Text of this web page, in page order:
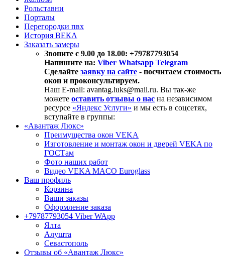
Рольставни
Порталы
Перегородки пвх
История ВЕКА
Заказать замеры
Звоните с 9.00 до 18.00: +79787793054
Напишите на: Viber Whatsapp Telegram
Сделайте заявку на сайте - посчитаем стоимость
окон и проконсультируем.
Наш E-mail: avantag.luks@mail.ru. Вы так-же
можете оставить отзывы о нас на независимом
ресурсе «Яндекс Услуги» и мы есть в соцсетях,
вступайте в группы:
«Авантаж Люкс»
Преимущества окон VEKA
Изготовление и монтаж окон и дверей VEKA по
ГОСТам
Фото наших работ
Видео VEKA MACO Euroglass
Ваш профиль
Корзина
Ваши заказы
Оформление заказа
+79787793054 Viber WApp
Ялта
Алушта
Севастополь
Отзывы об «Авантаж Люкс»